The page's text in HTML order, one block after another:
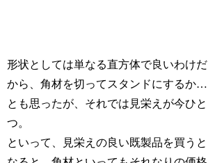
形状としては単なる直方体で良いわけだ
から、角材を切ってスタンドにするか…
とも思ったが、それでは見栄えが今ひと
つ。
といって、見栄えの良い既製品を買うと